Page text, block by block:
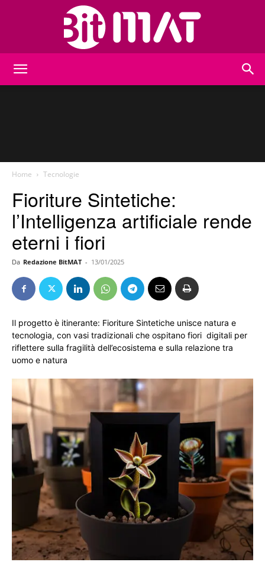
Home Tecnologie
Fioriture Sintetiche:
l’Intelligenza artificiale rende
eterni i fiori
Da Redazione BitMAT - 13/01/2025
Il progetto è itinerante: Fioriture Sintetiche unisce natura e
tecnologia, con vasi tradizionali che ospitano fiori digitali per
riflettere sulla fragilità dell’ecosistema e sulla relazione tra
uomo e natura